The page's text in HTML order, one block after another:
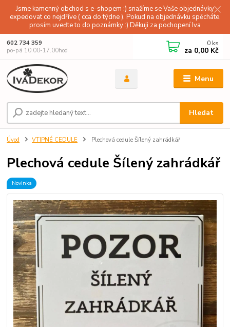
Jsme kamenný obchod s e-shopem :) snažíme se Vaše objednávky
expedovat co nejdříve ( cca do týdne ). Pokud na objednávku spěcháte,
prosím uveďte to do poznámky :) Děkuji za pochopení Iva
Menu
Hledat
602 734 359
po-pá 10.00-17.00hod
0 ks
za 0,00 Kč
Úvod VTIPNÉ CEDULE Plechová cedule Šílený zahrádkář
Plechová cedule Šílený zahrádkář
Novinka